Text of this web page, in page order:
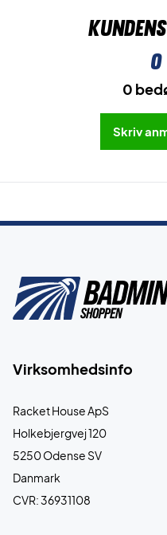
0
0
Skriv
Virksomhedsinfo
Racket House ApS
Holkebjergvej 120
5250 Odense SV
Danmark
CVR: 36931108